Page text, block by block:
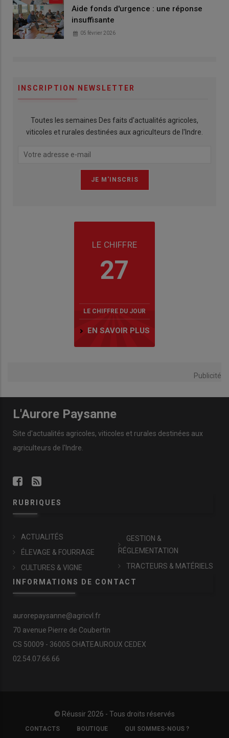
Aide fonds d'urgence : une réponse
insuffisante
05 février 2026
INSCRIPTION NEWSLETTER
Toutes les semaines Des faits d'actualités agricoles,
viticoles et rurales destinées aux agriculteurs de l'Indre.
LE CHIFFRE
27
LE CHIFFRE DU JOUR
EN SAVOIR PLUS
Publicité
L'Aurore Paysanne
Site d'actualités agricoles, viticoles et rurales destinées aux
agriculteurs de l'Indre.
RUBRIQUES
ACTUALITÉS
ÉLEVAGE & FOURRAGE
CULTURES & VIGNE
GESTION &
RÉGLEMENTATION
TRACTEURS & MATÉRIELS
INFORMATIONS DE CONTACT
aurorepaysanne@agricvl.fr
70 avenue Pierre de Coubertin
CS 50009 - 36005 CHATEAUROUX CEDEX
02.54.07.66.66
© Réussir 2026 - Tous droits réservés
FOOTER
COPYRIGHT
CONTACTS BOUTIQUE QUI SOMMES-NOUS ?